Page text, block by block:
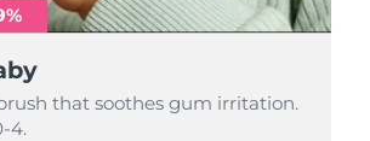
that soothes gum irritation.
4.
that soothes gum irritation.
4.
that soothes gum irritation.
4.